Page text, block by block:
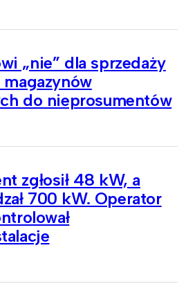
„nie” dla sprzedaży
do nieprosumentów
zgłosił 48 kW, a
700 kW. Operator